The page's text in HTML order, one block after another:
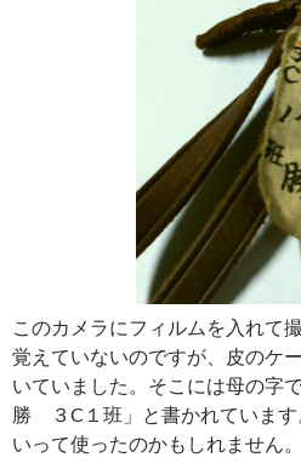
このカメラにフィルムを入れて
覚えていないのですが、皮のケ
いていました。そこには母の
勝 ３C１班」と書かれています
いって使ったのかもしれません